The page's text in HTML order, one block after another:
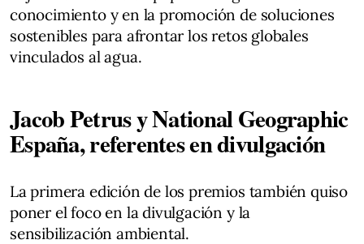
conocimiento y en la promoción de soluciones
sostenibles para afrontar los retos globales
vinculados al agua.
Jacob Petrus y National Geographic
España, referentes en divulgación
La primera edición de los premios también quiso
poner el foco en la divulgación y la
sensibilización ambiental.